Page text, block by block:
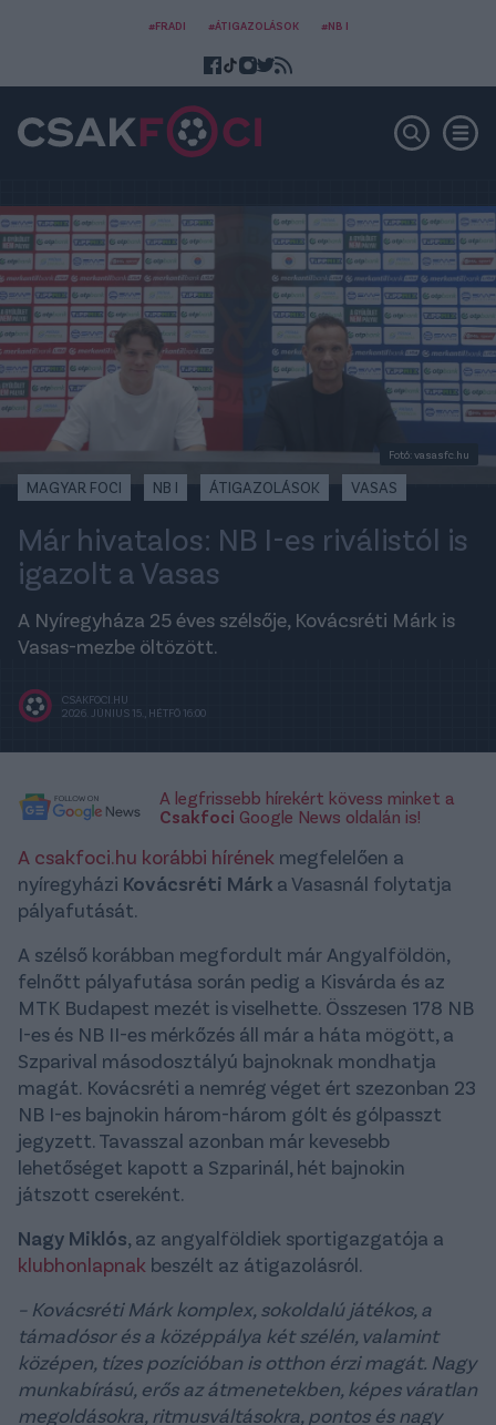
#FRADI #ÁTIGAZOLÁSOK #NB I
Fotó: vasasfc.hu
MAGYAR FOCI NB I ÁTIGAZOLÁSOK VASAS
Már hivatalos: NB I-es riválistól is
igazolt a Vasas
A Nyíregyháza 25 éves szélsője, Kovácsréti Márk is
Vasas-mezbe öltözött.
CSAKFOCI.HU
2026. JÚNIUS 15., HÉTFŐ 16:00
A legfrissebb hírekért kövess minket a
Csakfoci Google News oldalán is!
A csakfoci.hu korábbi hírének megfelelően a
nyíregyházi Kovácsréti Márk a Vasasnál folytatja
pályafutását.
A szélső korábban megfordult már Angyalföldön,
felnőtt pályafutása során pedig a Kisvárda és az
MTK Budapest mezét is viselhette. Összesen 178 NB
I-es és NB II-es mérkőzés áll már a háta mögött, a
Szparival másodosztályú bajnoknak mondhatja
magát. Kovácsréti a nemrég véget ért szezonban 23
NB I-es bajnokin három-három gólt és gólpasszt
jegyzett. Tavasszal azonban már kevesebb
lehetőséget kapott a Szparinál, hét bajnokin
játszott csereként.
Nagy Miklós, az angyalföldiek sportigazgatója a
klubhonlapnak beszélt az átigazolásról.
– Kovácsréti Márk komplex, sokoldalú játékos, a
támadósor és a középpálya két szélén, valamint
középen, tízes pozícióban is otthon érzi magát. Nagy
munkabírású, erős az átmenetekben, képes váratlan
megoldásokra, ritmusváltásokra, pontos és nagy